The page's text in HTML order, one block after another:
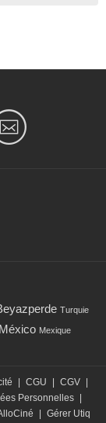
Turquie
Mexique
CGU CGV
Personnelles
Gérer Utiq